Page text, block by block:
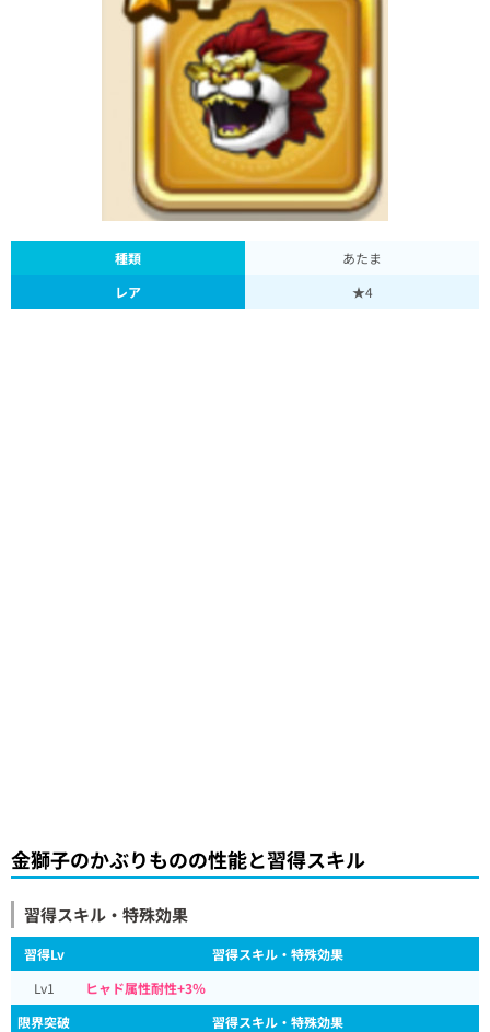
種類
あたま
レア
★4
金獅子のかぶりものの性能と習得スキル
習得スキル・特殊効果
習得Lv
習得スキル・特殊効果
Lv1
ヒャド属性耐性+3％
限界突破
習得スキル・特殊効果